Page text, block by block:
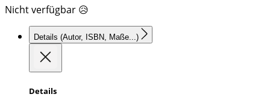
Nicht verfügbar 😥
Details (Autor, ISBN, Maße...)
Details